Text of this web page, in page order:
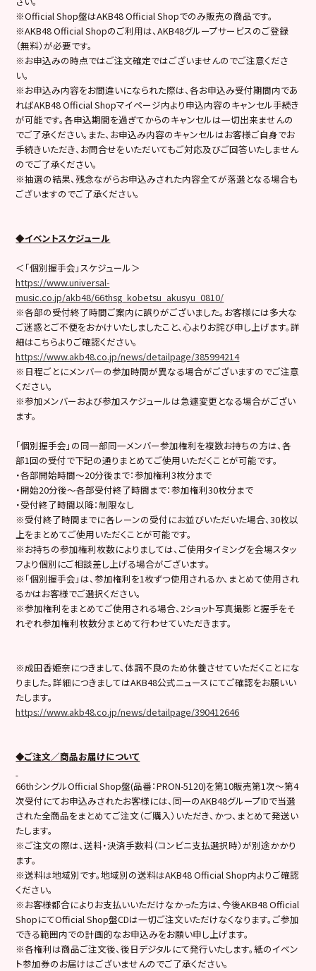
※Official Shop盤はAKB48 Official Shopでのみ販売の商品です。
※AKB48 Official Shopのご利用は、AKB48グループサービスのご登録
（無料）が必要です。
※お申込みの時点ではご注文確定ではございませんのでご注意くださ
い。
※お申込み内容をお間違いになられた際は、各お申込み受付期間内であ
ればAKB48 Official Shopマイページ内より申込内容のキャンセル手続き
が可能です。各申込期間を過ぎてからのキャンセルは一切出来ませんの
でご了承ください。また、お申込み内容のキャンセルはお客様ご自身でお
手続きいただき、お問合せをいただいてもご対応及びご回答いたしません
のでご了承ください。
※抽選の結果、残念ながらお申込みされた内容全てが落選となる場合も
ございますのでご了承ください。
◆イベントスケジュール
＜「個別握手会」スケジュール＞
https://www.universal-
music.co.jp/akb48/66thsg_kobetsu_akusyu_0810/
※各部の受付終了時間ご案内に誤りがございました。お客様には多大な
ご迷惑とご不便をおかけいたしましたこと、心よりお詫び申し上げます。詳
細はこちらよりご確認ください。
https://www.akb48.co.jp/news/detailpage/385994214
※日程ごとにメンバーの参加時間が異なる場合がございますのでご注意
ください。
※参加メンバーおよび参加スケジュールは急遽変更となる場合がござい
ます。
「個別握手会」の同一部同一メンバー参加権利を複数お持ちの方は、各
部1回の受付で下記の通りまとめてご使用いただくことが可能です。
・各部開始時間～20分後まで：参加権利3枚分まで
・開始20分後〜各部受付終了時間まで：参加権利30枚分まで
・受付終了時間以降：制限なし
※受付終了時間までに各レーンの受付にお並びいただいた場合、30枚以
上をまとめてご使用いただくことが可能です。
※お持ちの参加権利枚数によりましては、ご使用タイミングを会場スタッ
フより個別にご相談差し上げる場合がございます。
※「個別握手会」は、参加権利を1枚ずつ使用されるか、まとめて使用され
るかはお客様でご選択ください。
※参加権利をまとめてご使用される場合、2ショット写真撮影と握手をそ
れぞれ参加権利枚数分まとめて行わせていただきます。
※成田香姫奈につきまして、体調不良のため休養させていただくことにな
りました。詳細につきましてはAKB48公式ニュースにてご確認をお願いい
たします。
https://www.akb48.co.jp/news/detailpage/390412646
◆ご注文／商品お届けについて
66thシングルOfficial Shop盤(品番：PRON-5120)を第10販売第1次～第4
次受付にてお申込みされたお客様には、同一のAKB48グループIDで当選
された全商品をまとめてご注文（ご購入）いただき、かつ、まとめて発送い
たします。
※ご注文の際は、送料・決済手数料（コンビニ支払選択時）が別途かかり
ます。
※送料は地域別です。地域別の送料はAKB48 Official Shop内よりご確認
ください。
※お客様都合によりお支払いいただけなかった方は、今後AKB48 Official
ShopにてOfficial Shop盤CDは一切ご注文いただけなくなります。ご参加
できる範囲内での計画的なお申込みをお願い申し上げます。
※各権利は商品ご注文後、後日デジタルにて発行いたします。紙のイベン
ト参加券のお届けはございませんのでご了承ください。